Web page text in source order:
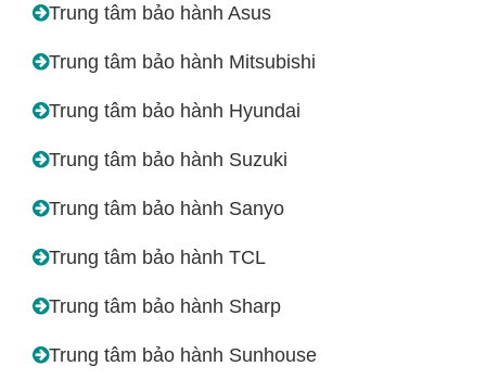
Trung tâm bảo hành Asus
Trung tâm bảo hành Mitsubishi
Trung tâm bảo hành Hyundai
Trung tâm bảo hành Suzuki
Trung tâm bảo hành Sanyo
Trung tâm bảo hành TCL
Trung tâm bảo hành Sharp
Trung tâm bảo hành Sunhouse